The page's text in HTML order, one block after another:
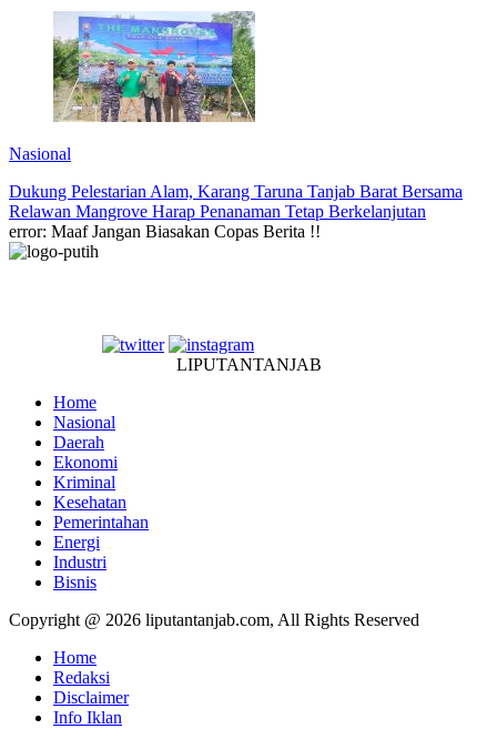
Nasional
Dukung Pelestarian Alam, Karang Taruna Tanjab Barat Bersama
Relawan Mangrove Harap Penanaman Tetap Berkelanjutan
error: Maaf Jangan Biasakan Copas Berita !!
LIPUTANTANJAB
Home
Nasional
Daerah
Ekonomi
Kriminal
Kesehatan
Pemerintahan
Energi
Industri
Bisnis
Copyright @ 2026 liputantanjab.com, All Rights Reserved
Home
Redaksi
Disclaimer
Info Iklan